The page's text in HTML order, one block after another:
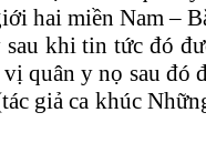
hai miền Nam –
khi tin tức đó
quân y nọ sau đó
giả ca khúc